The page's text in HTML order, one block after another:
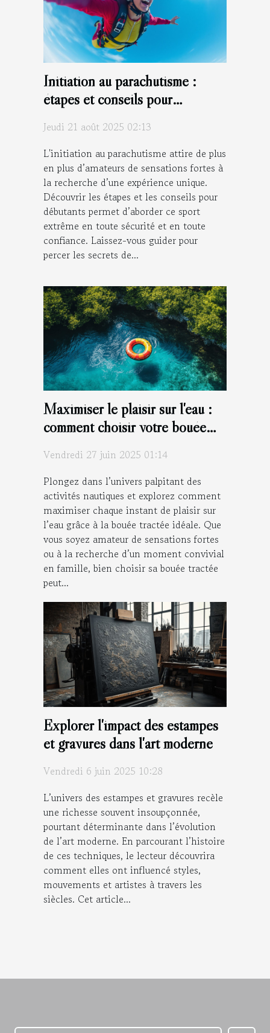
Initiation au parachutisme :
étapes et conseils pour
Jeudi 21 août 2025 02:13
L'initiation au parachutisme attire de plus
en plus d’amateurs de sensations fortes à
la recherche d’une expérience unique.
Découvrir les étapes et les conseils pour
débutants permet d’aborder ce sport
extrême en toute sécurité et en toute
confiance. Laissez-vous guider pour
percer les secrets de...
Maximiser le plaisir sur l'eau :
comment choisir votre bouée
Vendredi 27 juin 2025 01:14
Plongez dans l’univers palpitant des
activités nautiques et explorez comment
maximiser chaque instant de plaisir sur
l’eau grâce à la bouée tractée idéale. Que
vous soyez amateur de sensations fortes
ou à la recherche d’un moment convivial
en famille, bien choisir sa bouée tractée
peut...
Explorer l'impact des estampes
et gravures dans l'art moderne
Vendredi 6 juin 2025 10:28
L’univers des estampes et gravures recèle
une richesse souvent insoupçonnée,
pourtant déterminante dans l’évolution
de l’art moderne. En parcourant l’histoire
de ces techniques, le lecteur découvrira
comment elles ont influencé styles,
mouvements et artistes à travers les
siècles. Cet article...